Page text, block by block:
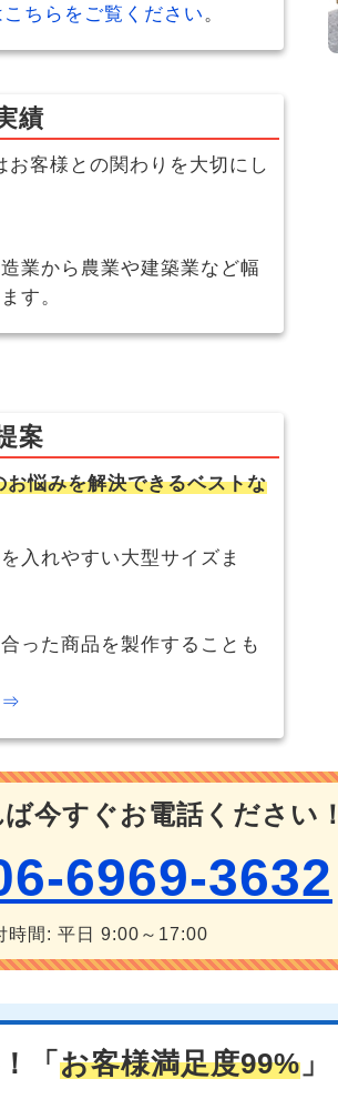
ちらをご覧ください。
績
お客様との関わりを大切にし
業から農業や建築業など幅
す。
案
お悩みを解決できるベストな
入れやすい大型サイズま
った商品を製作することも
⇒
今すぐお電話ください
6969-3632
時間: 平日 9:00～17:00
「 お客様満足度99% 」